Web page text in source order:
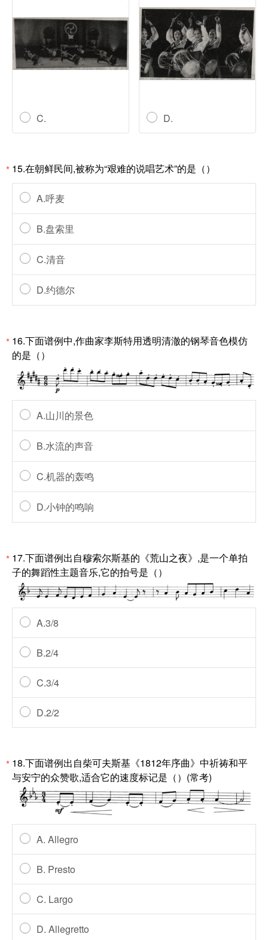
C. D.
* 15.在朝鲜民间,被称为“艰难的说唱艺术”的是（）
A.呼麦
B.盘索里
C.清音
D.约德尔
* 16.下面谱例中,作曲家李斯特用透明清澈的钢琴音色模仿
的是（）
A.山川的景色
B.水流的声音
C.机器的轰鸣
D.小钟的鸣响
* 17.下面谱例出自穆索尔斯基的《荒山之夜》,是一个单拍
子的舞蹈性主题音乐,它的拍号是（）
A.3/8
B.2/4
C.3/4
D.2/2
* 18.下面谱例出自柴可夫斯基《1812年序曲》中祈祷和平
与安宁的众赞歌,适合它的速度标记是（）(常考)
A. Allegro
B. Presto
C. Largo
D. Allegretto